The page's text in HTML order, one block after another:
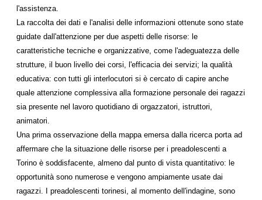
l'assistenza.
La raccolta dei dati e l'analisi delle informazioni ottenute sono state
guidate dall'attenzione per due aspetti delle risorse: le
caratteristiche tecniche e organizzative, come l'adeguatezza delle
strutture, il buon livello dei corsi, l'efficacia dei servizi; la qualità
educativa: con tutti gli interlocutori si è cercato di capire anche
quale attenzione complessiva alla formazione personale dei ragazzi
sia presente nel lavoro quotidiano di orgazzatori, istruttori,
animatori.
Una prima osservazione della mappa emersa dalla ricerca porta ad
affermare che la situazione delle risorse per i preadolescenti a
Torino è soddisfacente, almeno dal punto di vista quantitativo: le
opportunità sono numerose e vengono ampiamente usate dai
ragazzi. I preadolescenti torinesi, al momento dell'indagine, sono